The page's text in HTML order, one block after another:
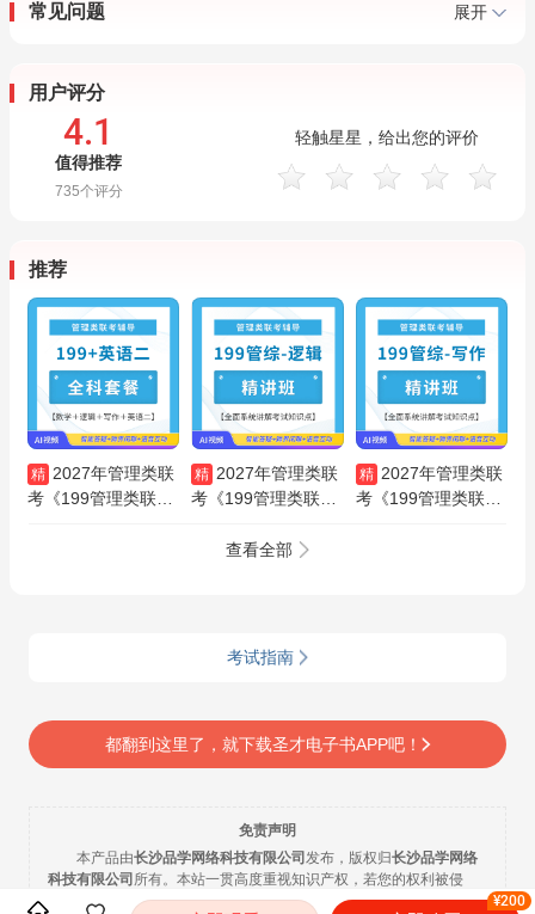
常见问题 展开
用户评分
4.1
值得推荐
735个评分
轻触星星，给出您的评价
推荐
精 2027年管理类联
考《199管理类联考
精 2027年管理类联
考《199管理类联考
分）精讲班
精 2027年管理类联
考《199管理类联考
查看全部
考试指南
都翻到这里了，就下载圣才电子书APP吧！
免责声明
本产品由长沙品学网络科技有限公司 发布，版权归长沙品学网络
科技有限公司 所有。本站一贯高度重视知识产权，若您的权利被侵
犯，请向我们提供您的权属证明材料举报。
¥200